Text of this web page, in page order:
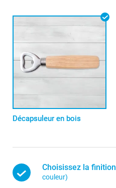
Décapsuleur en bois
Choisissez la finition
couleur)